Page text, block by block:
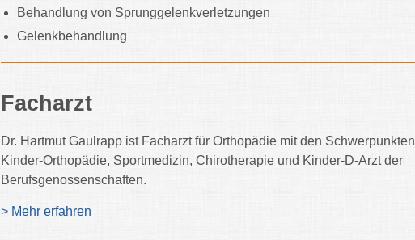
Behandlung von Sprunggelenkverletzungen
Gelenkbehandlung
Facharzt
Dr. Hartmut Gaulrapp ist Facharzt für Orthopädie mit den Schwerpunkten
Kinder-Orthopädie, Sportmedizin, Chirotherapie und Kinder-D-Arzt der
Berufsgenossenschaften.
> Mehr erfahren